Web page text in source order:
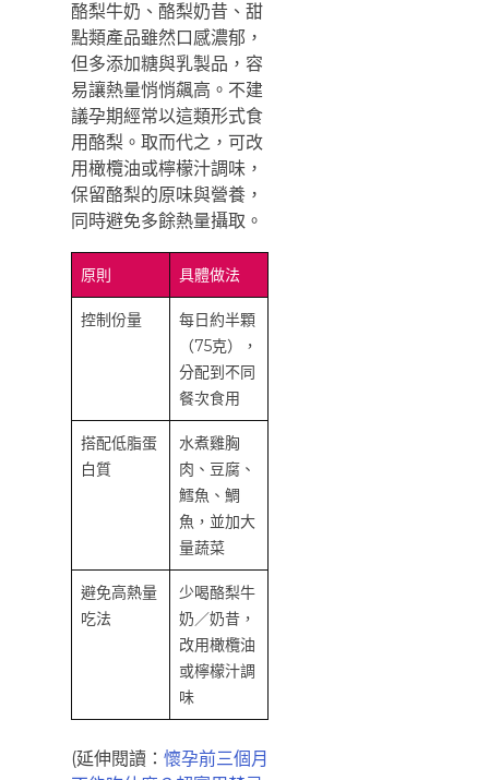
酪梨牛奶、酪梨奶昔、甜
點類產品雖然口感濃郁，
但多添加糖與乳製品，容
易讓熱量悄悄飆高。不建
議孕期經常以這類形式食
用酪梨。取而代之，可改
用橄欖油或檸檬汁調味，
保留酪梨的原味與營養，
同時避免多餘熱量攝取。
原則 具體做法
控制份量
每日約半顆
（75克），
分配到不同
餐次食用
搭配低脂蛋
白質
水煮雞胸
肉、豆腐、
鱈魚、鯛
魚，並加大
量蔬菜
避免高熱量
吃法
少喝酪梨牛
奶／奶昔，
改用橄欖油
或檸檬汁調
味
(延伸閱讀： 懷孕前三個月